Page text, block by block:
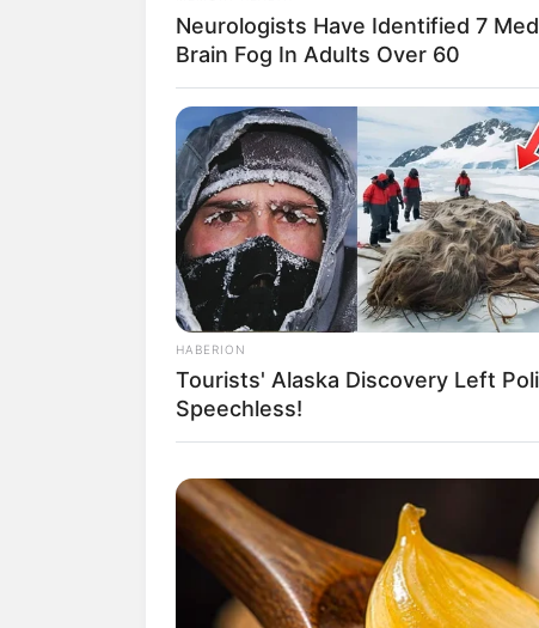
Neurologists Have Identified 7
Brain Fog In Adults Over 60
HABERION
Tourists' Alaska Discovery Left
Speechless!